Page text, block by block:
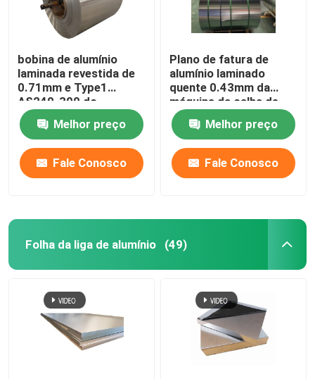
bobina de alumínio
laminada revestida de
0.71mm e Type1
AS240-300 do
emperramento espiral
ASTM A463 da tira
Melhor preço
Fale Conosco
Plano de fatura de
alumínio laminado
quente 0.43mm da
máquina da calha de
alumínio da bobina ZN
do AL G550Melhor preço
Fale Conosco
Folha da liga de alumínio (49)